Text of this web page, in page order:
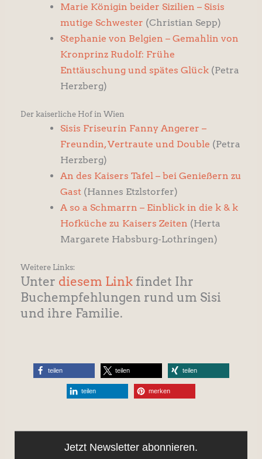
Marie Königin beider Sizilien – Sisis
mutige Schwester (Christian Sepp)
Stephanie von Belgien – Gemahlin von
Kronprinz Rudolf: Frühe
Enttäuschung und spätes Glück(Petra
Herzberg)
Der kaiserliche Hof in Wien
Sisis Friseurin Fanny Angerer –
Freundin, Vertraute und Double (Petra
Herzberg)
An des Kaisers Tafel – bei Genießern zu
Gast(Hannes Etzlstorfer)
A so a Schmarrn – Einblick in die k & k
Hofküche zu Kaisers Zeiten (Herta
Margarete Habsburg-Lothringen)
Weitere Links:
Unter diesem Linkfindet Ihr
Buchempfehlungen rund um Sisi
und ihre Familie.
teilen teilen teilen
teilen merken
Jetzt Newsletter abonnieren.